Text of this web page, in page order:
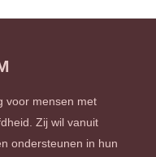
voor mensen met
Zij wil vanuit
ondersteunen in hun